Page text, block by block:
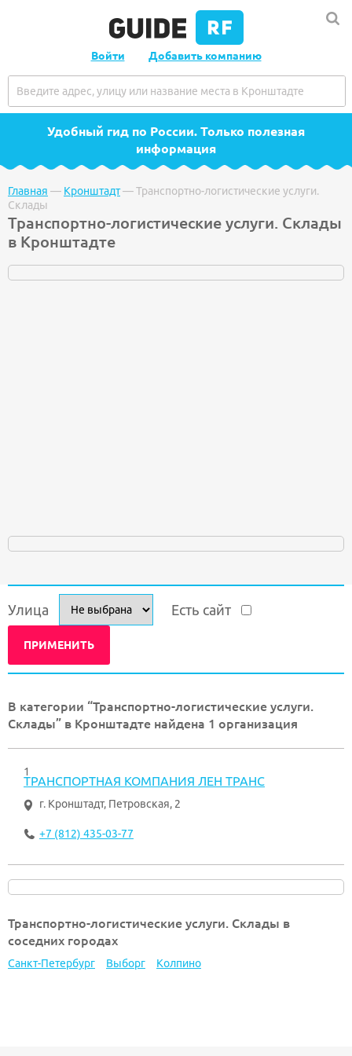
Войти Добавить компанию
Удобный гид по России. Только полезная
информация
Главная — Кронштадт—Транспортно-логистические услуги.
Склады
Транспортно-логистические услуги. Склады
в Кронштадте
Улица Есть сайт
В категории “Транспортно-логистические услуги.
Склады” в Кронштадте найдена 1 организация
1
ТРАНСПОРТНАЯ КОМПАНИЯ ЛЕН ТРАНС
г. Кронштадт, Петровская, 2
+7 (812) 435-03-77
Транспортно-логистические услуги. Склады в
соседних городах
Санкт-Петербург Выборг Колпино